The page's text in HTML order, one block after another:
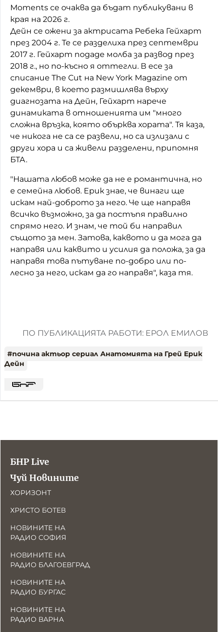
Moments се очаква да бъдат публикувани в
края на 2026 г.
Дейн се ожени за актрисата Ребека Гейхарт
през 2004 г. Те се разделиха през септември
2017 г. Гейхарт подаде молба за развод през
2018 г., но по-късно я оттегли. В есе за
списание The Cut на New York Magazine от
декември, в което размишлява върху
диагнозата на Дейн, Гейхарт нарече
динамиката в отношенията им "много
сложна връзка, която обърква хората". Тя каза,
че никога не са се развели, но са излизали с
други хора и са живели разделени, припомня
БТА.
"Нашата любов може да не е романтична, но
е семейна любов. Ерик знае, че винаги ще
искам най-доброто за него. Че ще направя
всичко възможно, за да постъпя правилно
спрямо него. И знам, че той би направил
същото за мен. Затова, каквото и да мога да
направя или каквито и усилия да положа, за да
направя това пътуване по-добро или по-
лесно за него, искам да го направя", каза тя.
ПО ПУБЛИКАЦИЯТА РАБОТИ: ЕРОЛ ЕМИЛОВ
#почина актьор сериал Анатомията на Грей Ерик
Дейн
БНР Live
Чуй Новините
ХОРИЗОНТ
ХРИСТО БОТЕВ
НОВИНИТЕ НА
РАДИО СОФИЯ
НОВИНИТЕ НА
РАДИО БЛАГОЕВГРАД
НОВИНИТЕ НА
РАДИО БУРГАС
НОВИНИТЕ НА
РАДИО ВАРНА